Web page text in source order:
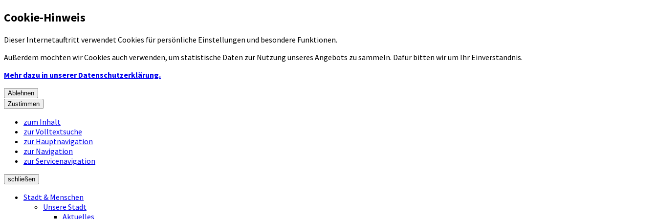
Cookie-Hinweis
Dieser Internetauftritt verwendet Cookies für persönliche Einstellungen und besondere Funktionen.
Außerdem möchten wir Cookies auch verwenden, um statistische Daten zur Nutzung unseres Angebots zu sammeln. Dafür bitten wir um Ihr Einverständnis.
Mehr dazu in unserer Datenschutzerklärung.
Ablehnen
Zustimmen
zum Inhalt
zur Volltextsuche
zur Hauptnavigation
zur Navigation
zur Servicenavigation
schließen
Stadt & Menschen
Unsere Stadt
Aktuelles